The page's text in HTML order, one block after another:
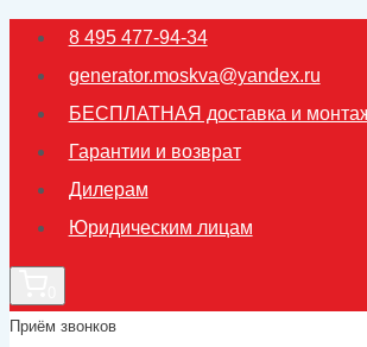
Перейти
содержимому
8 495 477-94-34
generator.moskva@yandex.ru
БЕСПЛАТНАЯ доставка и
Гарантии и возврат
Дилерам
Юридическим лицам
Приём звонков